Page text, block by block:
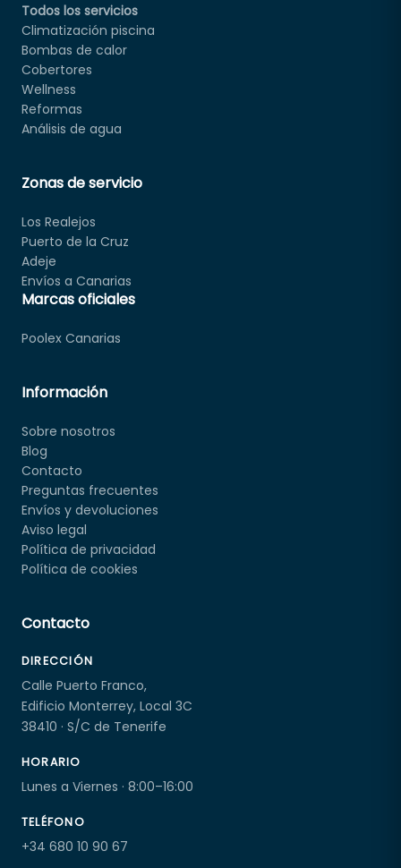
Todos los servicios
Climatización piscina
Bombas de calor
Cobertores
Wellness
Reformas
Análisis de agua
Zonas de servicio
Los Realejos
Puerto de la Cruz
Adeje
Envíos a Canarias
Marcas oficiales
Poolex Canarias
Información
Sobre nosotros
Blog
Contacto
Preguntas frecuentes
Envíos y devoluciones
Aviso legal
Política de privacidad
Política de cookies
Contacto
DIRECCIÓN
Calle Puerto Franco,
Edificio Monterrey, Local 3C
38410 · S/C de Tenerife
HORARIO
Lunes a Viernes · 8:00–16:00
TELÉFONO
+34 680 10 90 67